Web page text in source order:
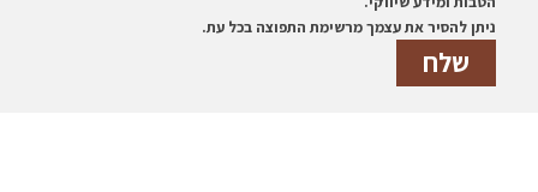
ניתן להסיר את עצמך מרשימת התפוצה בכל עת.